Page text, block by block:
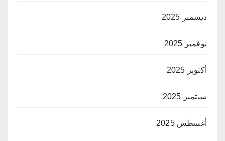
ديسمبر 2025
نوفمبر 2025
أكتوبر 2025
سبتمبر 2025
أغسطس 2025